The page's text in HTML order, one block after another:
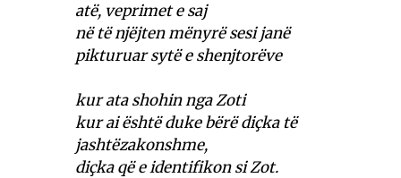
atë, veprimet e saj
në të njëjten mënyrë sesi janë
pikturuar sytë e shenjtorëve
kur ata shohin nga Zoti
kur ai është duke bërë diçka të
jashtëzakonshme,
diçka që e identifikon si Zot.